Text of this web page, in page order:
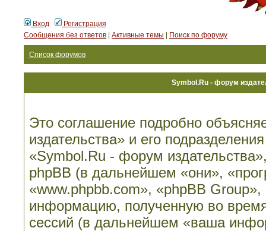
Вход
Регистрация
Сообщения без ответов
Активные темы Поиск по форуму
Список форумов
Symbol.Ru - форум
Это соглашение подробно
издательства» и его
«Symbol.Ru - форум
phpBB (в дальнейшем «они»,
«www.phpbb.com», «phpBB
информацию, полученную во
сессий (в дальнейшем «ваша